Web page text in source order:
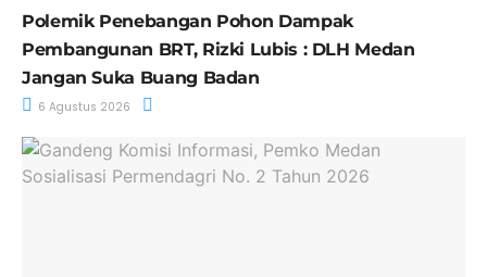
Polemik Penebangan Pohon Dampak
Pembangunan BRT, Rizki Lubis : DLH Medan
Jangan Suka Buang Badan
6 Agustus 2026